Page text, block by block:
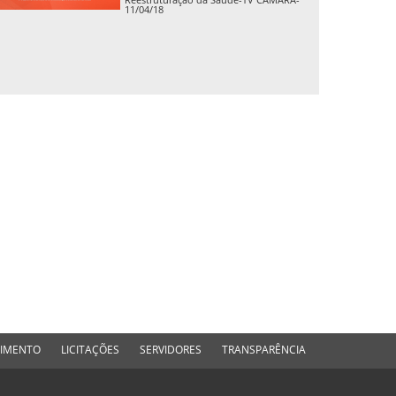
11/04/18
LICITAÇÕES SERVIDORES TRANSPARÊNCIA